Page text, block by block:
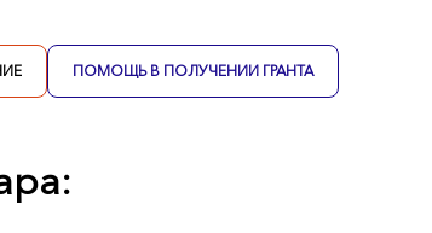
ПОМОЩЬ В ПОЛУЧЕНИИ ГРАНТА